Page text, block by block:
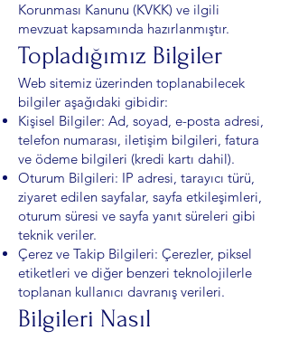
Korunması Kanunu (KVKK) ve ilgili
mevzuat kapsamında hazırlanmıştır.
Topladığımız Bilgiler
Web sitemiz üzerinden toplanabilecek
bilgiler aşağıdaki gibidir:
Kişisel Bilgiler: Ad, soyad, e-posta adresi,
telefon numarası, iletişim bilgileri, fatura
ve ödeme bilgileri (kredi kartı dahil).
Oturum Bilgileri: IP adresi, tarayıcı türü,
ziyaret edilen sayfalar, sayfa etkileşimleri,
oturum süresi ve sayfa yanıt süreleri gibi
teknik veriler.
Çerez ve Takip Bilgileri: Çerezler, piksel
etiketleri ve diğer benzeri teknolojilerle
toplanan kullanıcı davranış verileri.
Bilgileri Nasıl